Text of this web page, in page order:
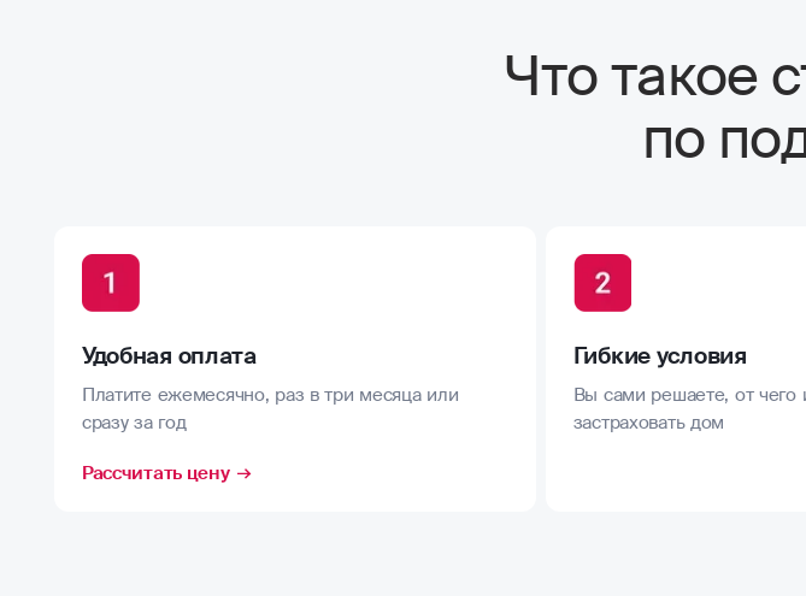
Что такое
по
Удобная оплата
Платите ежемесячно, раз в три месяца или
сразу за год
Рассчитать цену
Гибкие условия
Вы сами решаете, от чего
застраховать дом